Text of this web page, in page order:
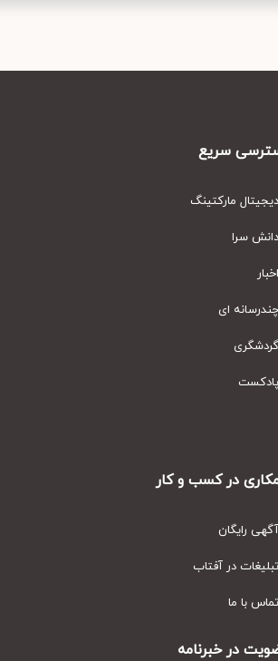
سریع
مارکتینگ
سرا
ای
در کسب و کار
رایگان
در آفتاب
با ما
در خبرنامه